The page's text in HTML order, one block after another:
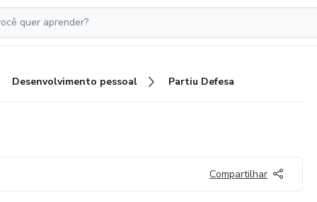
Desenvolvimento pessoal Partiu Defesa
Compartilhar